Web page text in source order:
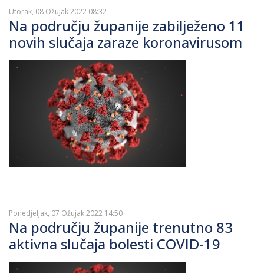
Utorak, 08 Ožujak 2022 08:32
Na području županije zabilježeno 11
novih slučaja zaraze koronavirusom
Ponedjeljak, 07 Ožujak 2022 14:50
Na području županije trenutno 83
aktivna slučaja bolesti COVID-19